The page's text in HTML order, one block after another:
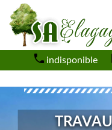
indisponible